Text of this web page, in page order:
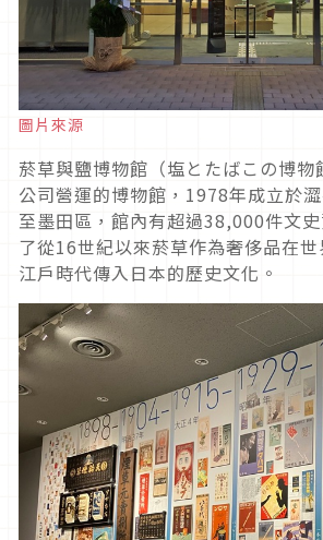
圖片來源
菸草與鹽博物館（塩とたばこの博物
公司營運的博物館，1978年成立於
至墨田區，館內有超過38,000件文
了從16世紀以來菸草作為奢侈品在
江戶時代傳入日本的歷史文化。